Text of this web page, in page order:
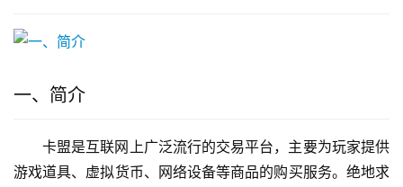
一、简介
卡盟是互联网上广泛流行的交易平台，主要为玩家提供
游戏道具、虚拟货币、网络设备等商品的购买服务。绝地求